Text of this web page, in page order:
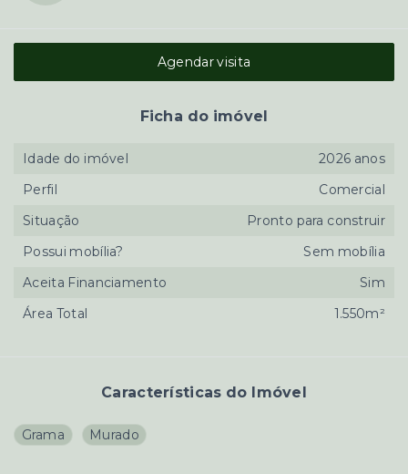
Características do Imóvel
Grama Murado
Agendar visita
Ficha do imóvel
Idade do imóvel
2026 anos
Perfil
Comercial
Situação
Pronto para construir
Possui mobília?
Sem mobília
Aceita Financiamento
Sim
Área Total
1.550m²